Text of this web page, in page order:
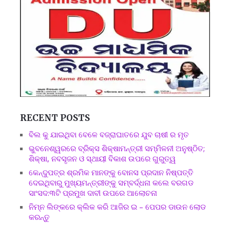
RECENT POSTS
ବିଲ କୁ ଯାଇଥିବା ବେଳେ ବଜ୍ରାଘାତରେ ଯୁବ ଚାଷୀ ର ମୃତ
ଭୁବନେଶ୍ୱରରେ ବ୍ରିକ୍ସ ଶିକ୍ଷାମନ୍ତ୍ରୀ ସମ୍ମିଳନୀ ଅନୁଷ୍ଠିତ;
ଶିକ୍ଷା, ନବସୃଜନ ଓ ସ୍ଥାୟୀ ବିକାଶ ଉପରେ ଗୁରୁତ୍ୱ
କେନ୍ଦୁପତ୍ର ଶ୍ରମିକ ମାନଙ୍କୁ ବୋନସ ପ୍ରଦାନ ନିଷ୍ପତ୍ତି
ଦେଇଥିବାରୁ ମୁଖ୍ୟମନ୍ତ୍ରୀଙ୍କୁ ସମ୍ବର୍ଦ୍ଧନା କଲେ ବରଗଡ
ସାଂସଦ:୩ଟି ପ୍ରମୁଖ ଦାବୀ ଉପରେ ଆଲୋଚନା
ନିମ୍ନ ଲିଙ୍କରେ କ୍ଲିକ କରି ଆଜିର ଇ – ପେପର ଡାଉନ ଲୋଡ
କରନ୍ତୁ